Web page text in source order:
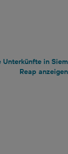
Unterkünfte in Siem
Reap anzeigen